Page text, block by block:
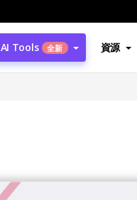
AI Tools 全新 資源